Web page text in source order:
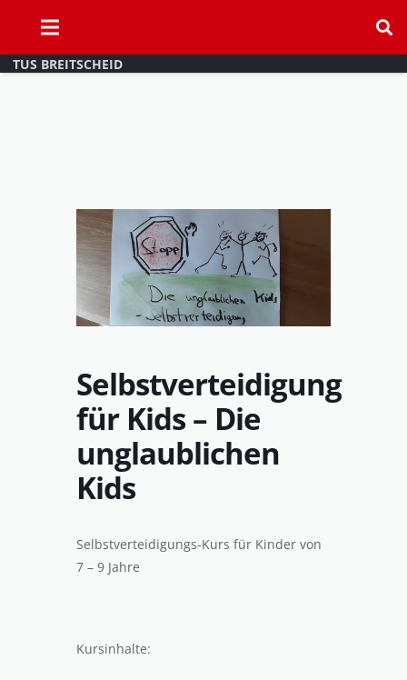
TUS BREITSCHEID
Selbstverteidigung
für Kids – Die
unglaublichen
Kids
Selbstverteidigungs-Kurs für Kinder von
7 – 9 Jahre
Kursinhalte: